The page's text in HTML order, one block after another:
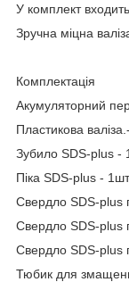
У комплект
Зручна міцна
Комплектація
Акумуляторний
Пластикова
Зубило SDS-plus -
Піка SDS-plus -
Свердло SDS-plus
Свердло SDS-plus
Свердло SDS-plus
Тюбик для